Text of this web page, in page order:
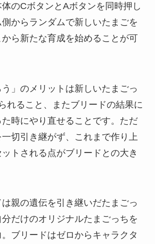
のCボタンとAボタンを同時押し
からランダムで新しいたまごを
ら新たな育成を始めることが可
う」のメリットは新しいたまごっ
れること、またブリードの結果に
時にやり直せることです。ただ
切引き継がず、これまで作り上
トされる点がブリードとの大き
親の遺伝を引き継いだたまごっ
だけのオリジナルたまごっちを
ブリードはゼロからキャラクタ